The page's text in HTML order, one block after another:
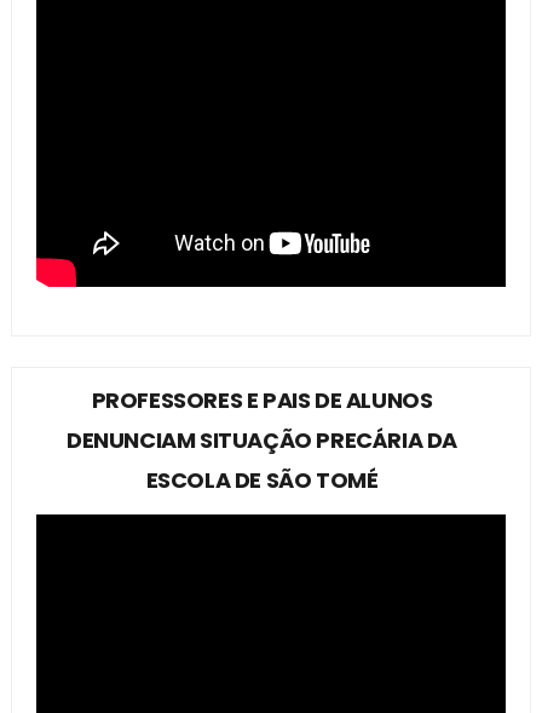
PROFESSORES E PAIS DE ALUNOS
DENUNCIAM SITUAÇÃO PRECÁRIA DA
ESCOLA DE SÃO TOMÉ